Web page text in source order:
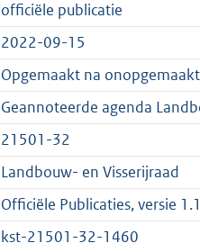
d
s
g
r
o
o
t
t
e
:
n
d
s
g
r
o
o
t
t
e
officiële publicatie
2022-09-15
Opgemaakt na onopgemaakt
Geannoteerde agenda
21501-32
Landbouw- en Visserijraad
Officiële Publicaties, versie 1.1
kst-21501-32-1460